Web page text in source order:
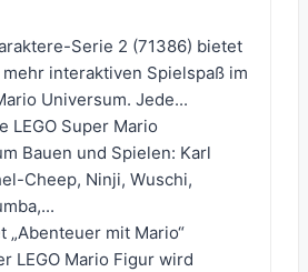
Serie 2 (71386) bietet
interaktiven Spielspaß im
Universum. Jede...
LEGO Super Mario
Bauen und Spielen: Karl
Cheep, Ninji, Wuschi,
„Abenteuer mit Mario“
LEGO Mario Figur wird